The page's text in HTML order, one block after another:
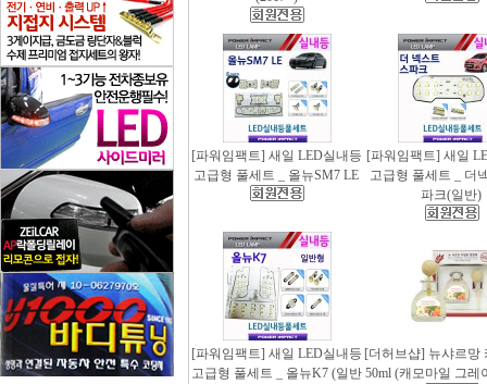
[파워임팩트] 새일 LED실내등
고급형 풀세트 _ 올뉴SM7 LE
[파워임팩트] 새일
고급형 풀세트 _ 더
파크(일반)
[파워임팩트] 새일 LED실내등
고급형 풀세트 _ 올뉴K7 (일반
[더허브샵] 뉴샤르망
50ml (캐모마일 그레